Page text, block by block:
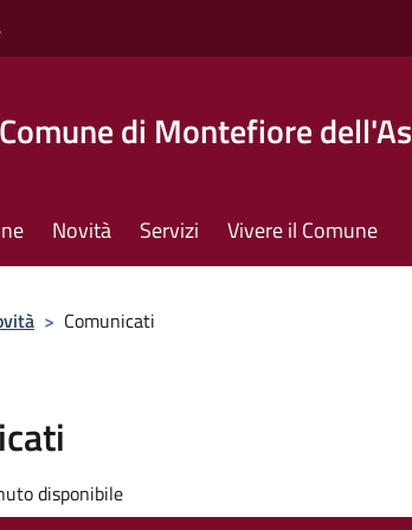
Comune di Montefiore
Novità Servizi Vivere il Comune
> Comunicati
disponibile